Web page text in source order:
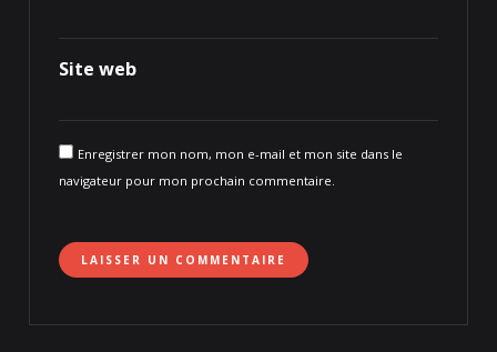
Site web
Enregistrer mon nom, mon e-mail et mon site dans le
navigateur pour mon prochain commentaire.